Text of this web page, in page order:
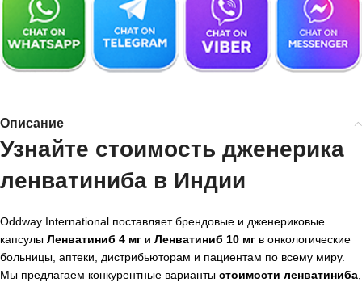
Описание
Узнайте стоимость дженерика
ленватиниба в Индии
Oddway International поставляет брендовые и дженериковые
капсулы Ленватиниб 4 мг и Ленватиниб 10 мг в онкологические
больницы, аптеки, дистрибьюторам и пациентам по всему миру.
Мы предлагаем конкурентные варианты стоимости ленватиниба